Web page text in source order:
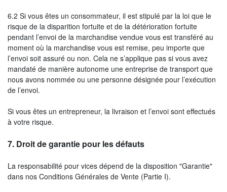
6.2 Si vous êtes un consommateur, il est stipulé par la loi que le
risque de la disparition fortuite et de la détérioration fortuite
pendant l’envoi de la marchandise vendue vous est transféré au
moment où la marchandise vous est remise, peu importe que
l’envoi soit assuré ou non. Cela ne s’applique pas si vous avez
mandaté de manière autonome une entreprise de transport que
nous avons nommée ou une personne désignée pour l’exécution
de l’envoi.
Si vous êtes un entrepreneur, la livraison et l’envoi sont effectués
à votre risque.
7. Droit de garantie pour les défauts
La responsabilité pour vices dépend de la disposition "Garantie"
dans nos Conditions Générales de Vente (Partie I).